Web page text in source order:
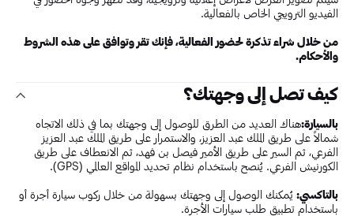
الفيديو الترويجي الخاص بالفعالية.
من خلال شراء تذكرة لحضور الفعالية، فإنك تقر وتوافق على هذه الشروط
والأحكام.
كيف تصل إلى وجهتك؟
بالسيارة:هناك العديد من الطرق للوصول إلى وجهتك بما في ذلك الاتجاه
شمالاً على طريق الملك عبد العزيز، والاستمرار على طريق الملك عبد العزيز
الفرعي، ثم السير على طريق الأمير فيصل بن فهد، ثم الانعطاف على طريق
الكورنيش الفرعي. يُنصح باستخدام نظام تحديد المواقع العالمي (GPS).
بالتاكسي: يُمكنك الوصول إلى وجهتك بسهولة من خلال ركوب سيارة أجرة أو
باستخدام تطبيق طلب سيارات الأجرة.